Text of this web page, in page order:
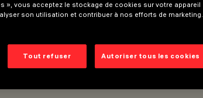
», vous acceptez le stockage de cookies sur votre appareil
son utilisation et contribuer à nos efforts de marketing.
Tout refuser Autoriser tous les cookies